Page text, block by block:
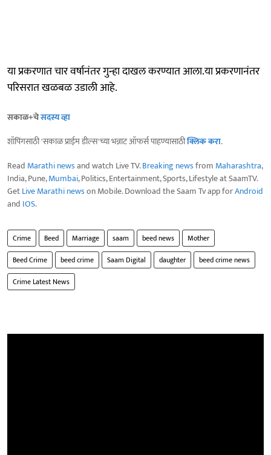
या प्रकरणात चार वर्षानंतर गुन्हा दाखल करण्यात आला.या प्रकरणानंतर
परिसरात खळबळ उडाली आहे.
सकाळ+चेसदस्य व्हा
शॉपिंगसाठी 'सकाळ प्राईम डील्स'च्या भन्नाट ऑफर्स पाहण्यासाठीक्लिक करा.
Read Marathi newsand watch Live TV.Breaking newsfrom Maharashtra,
India, Pune,Mumbai, Politics, Entertainment, Sports, Lifestyle at SaamTV.
GetLive Marathi newson Mobile. Download the Saam Tv app forAndroid
and IOS.
Crime Beed Marriage saam beed news
Mother
Beed Crime
beed crime Saam Digital daughter
beed crime news
Crime Latest News